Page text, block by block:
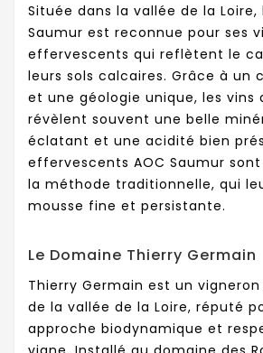
Située dans la vallée de la Loire,
Saumur est reconnue pour ses
effervescents qui reflètent le
leurs sols calcaires. Grâce à un
et une géologie unique, les vins
révèlent souvent une belle
éclatant et une acidité bien
effervescents AOC Saumur
la méthode traditionnelle, qui
mousse fine et persistante.
Le Domaine Thierry Germain
Thierry Germain est un
de la vallée de la Loire, réputé
approche biodynamique et